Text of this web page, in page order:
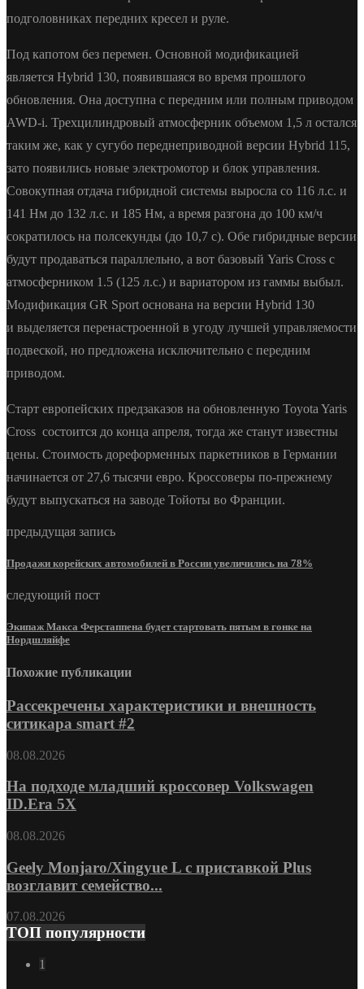
подголовниках передних кресел и руле.
Под капотом без перемен. Основной модификацией
является Hybrid 130, появившаяся во время прошлого
обновления. Она доступна с передним или полным приводом
AWD-i. Трехцилиндровый атмосферник объемом 1,5 л остался
таким же, как у сугубо переднеприводной версии Hybrid 115,
зато появились новые электромотор и блок управления.
Совокупная отдача гибридной системы выросла со 116 л.с. и
141 Нм до 132 л.с. и 185 Нм, а время разгона до 100 км/ч
сократилось на полсекунды (до 10,7 с). Обе гибридные версии
будут продаваться параллельно, а вот базовый Yaris Cross с
атмосферником 1.5 (125 л.с.) и вариатором из гаммы выбыл.
Модификация GR Sport основана на версии Hybrid 130
и выделяется перенастроенной в угоду лучшей управляемости
подвеской, но предложена исключительно с передним
приводом.
Старт европейских предзаказов на обновленную Toyota Yaris
Cross состоится до конца апреля, тогда же станут известны
цены. Стоимость дореформенных паркетников в Германии
начинается от 27,6 тысячи евро. Кроссоверы по-прежнему
будут выпускаться на заводе Тойоты во Франции.
предыдущая запись
Продажи корейских автомобилей в России увеличились на 78%
следующий пост
Экипаж Макса Ферстаппена будет стартовать пятым в гонке на
Нордшляйфе
Похожие публикации
Рассекречены характеристики и внешность
ситикара smart #2
08.08.2026
На подходе младший кроссовер Volkswagen
ID.Era 5X
08.08.2026
Geely Monjaro/Xingyue L с приставкой Plus
возглавит семейство...
07.08.2026
ТОП популярности
1